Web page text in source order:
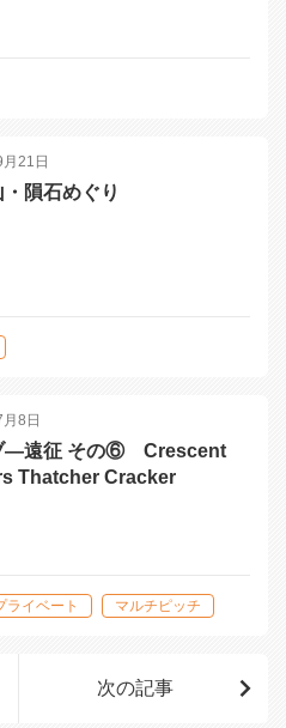
21日
隕石めぐり
8日
―遠征 その⑥ Crescent
Thatcher Cracker
ライベート マルチピッチ
次の記事